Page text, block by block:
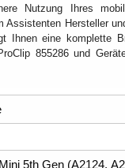
Nutzung Ihres
Assistenten Hersteller
Ihnen eine komplette
855286 und